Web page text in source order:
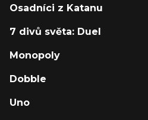
Osadníci z Katanu
7 divů světa: Duel
Monopoly
Dobble
Uno